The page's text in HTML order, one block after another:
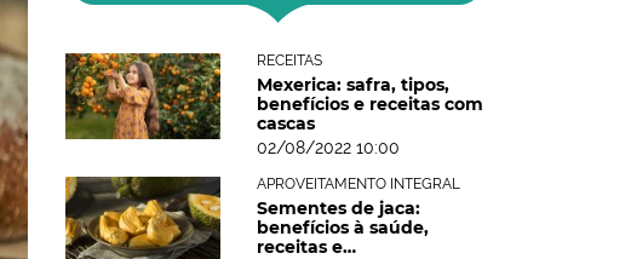
RECEITAS
Mexerica: safra, tipos,
benefícios e receitas com
cascas
02/08/2022 10:00
APROVEITAMENTO INTEGRAL
Sementes de jaca:
benefícios à saúde,
receitas e…